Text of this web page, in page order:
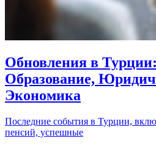
Обновления в
Образование,
Экономика
Последние события в Турции,
пенсий, успешные